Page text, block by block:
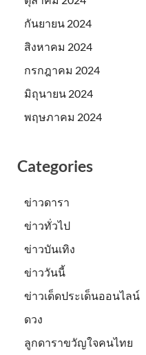
กันยายน 2024
สิงหาคม 2024
กรกฎาคม 2024
มิถุนายน 2024
พฤษภาคม 2024
Categories
ข่าวดารา
ข่าวทั่วไป
ข่าวบันเทิง
ข่าววันนี้
ข่าวเด็ดประเด็นออนไลน์
ดวง
ลูกดาราขวัญใจคนไทย